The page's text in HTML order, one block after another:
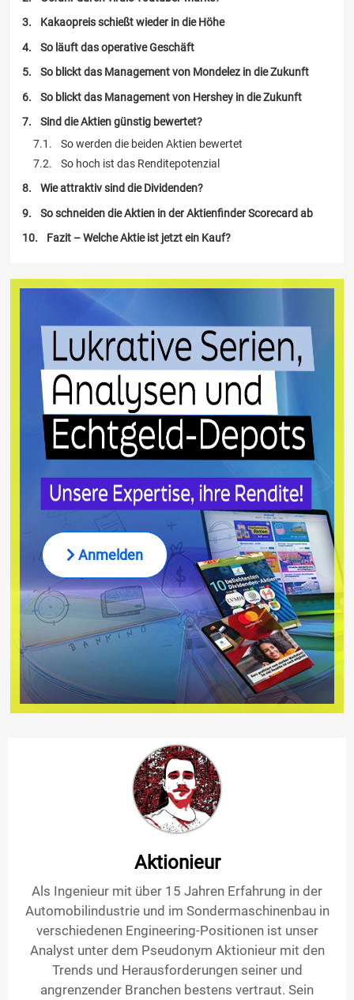
Kakaopreis schießt wieder in die Höhe
So läuft das operative Geschäft
So blickt das Management von Mondelez in die Zukunft
So blickt das Management von Hershey in die Zukunft
Sind die Aktien günstig bewertet?
So werden die beiden Aktien bewertet
So hoch ist das Renditepotenzial
Wie attraktiv sind die Dividenden?
So schneiden die Aktien in der Aktienfinder Scorecard ab
Fazit – Welche Aktie ist jetzt ein Kauf?
Anmelden
Aktionieur
Als Ingenieur mit über 15 Jahren Erfahrung in der
Automobilindustrie und im Sondermaschinenbau in
verschiedenen Engineering-Positionen ist unser
Analyst unter dem Pseudonym Aktionieur mit den
Trends und Herausforderungen seiner und
angrenzender Branchen bestens vertraut. Sein